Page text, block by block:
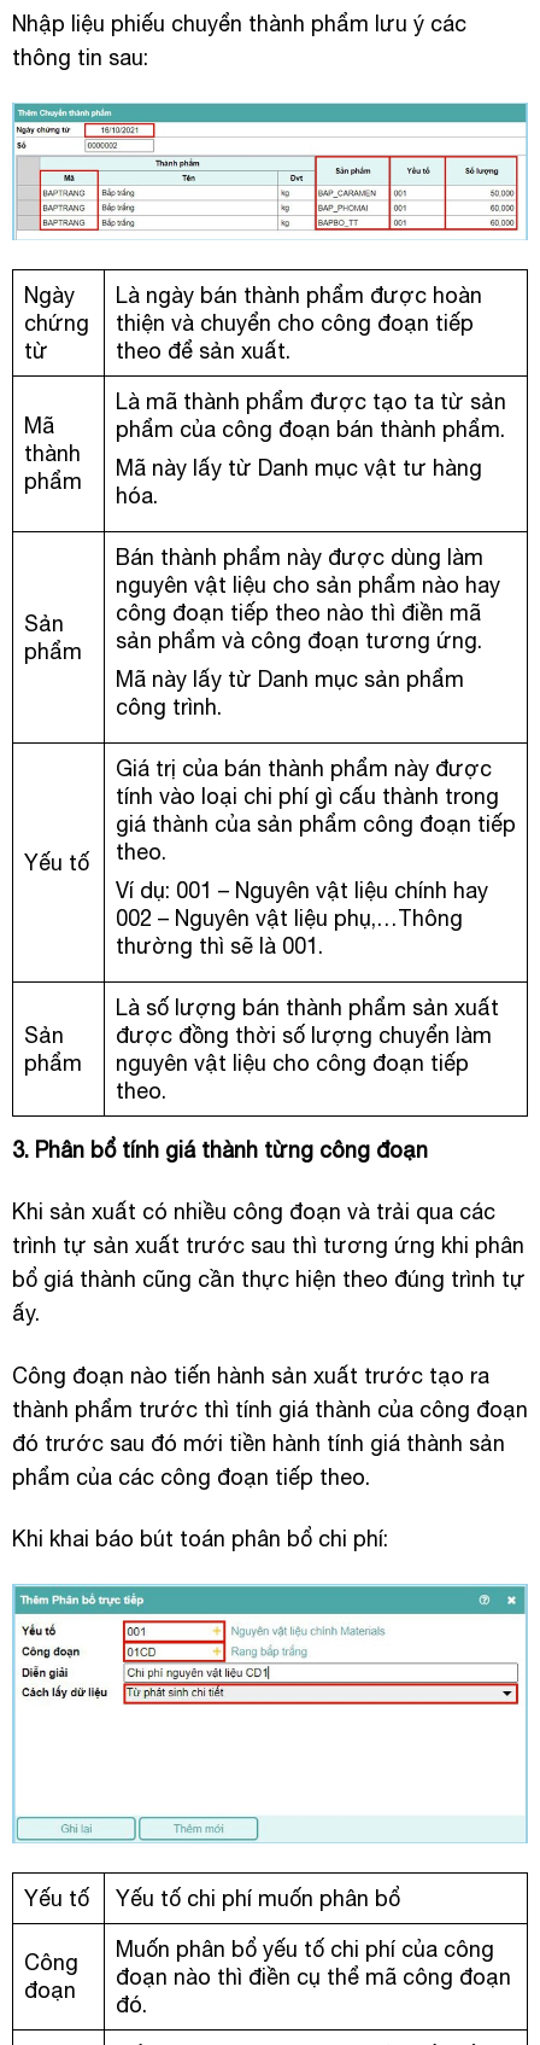
Nhập liệu phiếu chuyển thành phẩm lưu ý các
thông tin sau:
Ngày
chứng
từ
Là ngày bán thành phẩm được hoàn
thiện và chuyển cho công đoạn tiếp
theo để sản xuất.
Mã
thành
phẩm
Là mã thành phẩm được tạo ta từ sản
phẩm của công đoạn bán thành phẩm.
Mã này lấy từ Danh mục vật tư hàng
hóa.
Sản
phẩm
Bán thành phẩm này được dùng làm
nguyên vật liệu cho sản phẩm nào hay
công đoạn tiếp theo nào thì điền mã
sản phẩm và công đoạn tương ứng.
Mã này lấy từ Danh mục sản phẩm
công trình.
Yếu tố
Giá trị của bán thành phẩm này được
tính vào loại chi phí gì cấu thành trong
giá thành của sản phẩm công đoạn tiếp
theo.
Ví dụ: 001 – Nguyên vật liệu chính hay
002 – Nguyên vật liệu phụ,…Thông
thường thì sẽ là 001.
Sản
phẩm
Là số lượng bán thành phẩm sản xuất
được đồng thời số lượng chuyển làm
nguyên vật liệu cho công đoạn tiếp
theo.
3. Phân bổ tính giá thành từng công đoạn
Khi sản xuất có nhiều công đoạn và trải qua các
trình tự sản xuất trước sau thì tương ứng khi phân
bổ giá thành cũng cần thực hiện theo đúng trình tự
ấy.
Công đoạn nào tiến hành sản xuất trước tạo ra
thành phẩm trước thì tính giá thành của công đoạn
đó trước sau đó mới tiền hành tính giá thành sản
phẩm của các công đoạn tiếp theo.
Khi khai báo bút toán phân bổ chi phí:
Yếu tố Yếu tố chi phí muốn phân bổ
Công
đoạn
Muốn phân bổ yếu tố chi phí của công
đoạn nào thì điền cụ thể mã công đoạn
đó.